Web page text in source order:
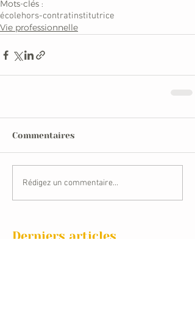
Mots-clés :
écolehors-contratinstitutrice
Vie professionnelle
Commentaires
Rédigez un commentaire...
Derniers articles